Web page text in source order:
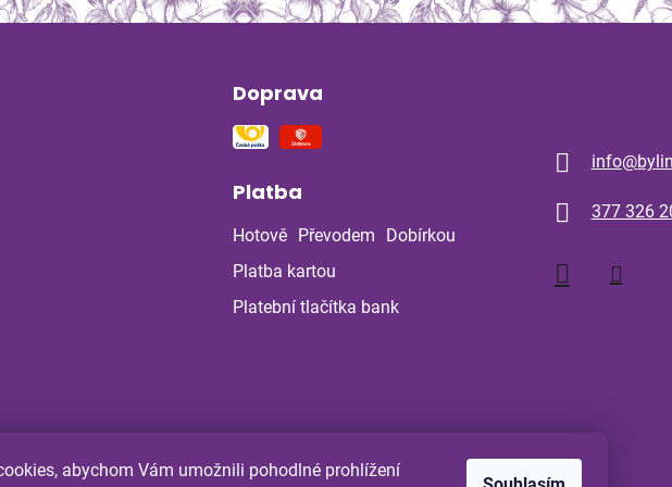
abychom Vám umožnili pohodlné prohlížení
Doprava
Platba
Hotově Převodem
Dobírkou
Platba kartou
Platební tlačítka bank
info@
377 326